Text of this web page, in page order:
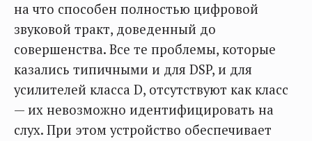
на что способен полностью цифровой
звуковой тракт, доведенный до
совершенства. Все те проблемы, которые
казались типичными и для DSP, и для
усилителей класса D, отсутствуют как класс
— их невозможно идентифицировать на
слух. При этом устройство обеспечивает